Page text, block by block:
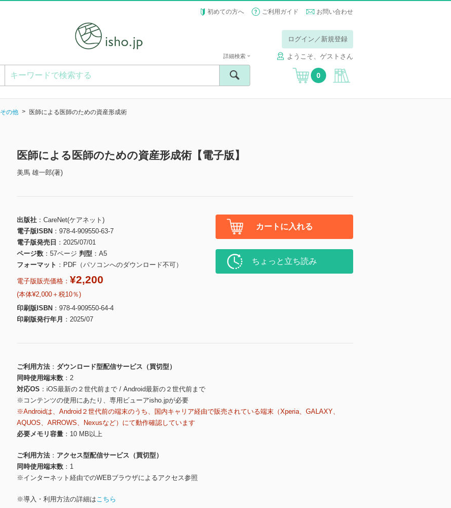
初めての方へ ご利用ガイド お問い合わせ
ログイン／新規登録
ようこそ、ゲストさん
詳細検索
0
その他 医師による医師のための資産形成術
医師による医師のための資産形成術【電子版】
美馬 雄一郎(著)
出版社
CareNet(ケアネット)
電子版ISBN
978-4-909550-63-7
電子版発売日
2025/07/01
ページ数
57ページ 判型
A5
フォーマット
PDF（パソコンへのダウンロード不可）
電子版販売価格： ¥2,200
(本体¥2,000＋税10％)
印刷版ISBN
978-4-909550-64-4
印刷版発行年月
2025/07
カートに入れる
ちょっと立ち読み
ご利用方法
ダウンロード型配信サービス（買切型）
同時使用端末数
2
対応OS
iOS最新の２世代前まで / Android最新の２世代前まで
※コンテンツの使用にあたり、専用ビューアisho.jpが必要
※Androidは、Android２世代前の端末のうち、国内キャリア経由で販売されている端末（Xperia、GALAXY、
AQUOS、ARROWS、Nexusなど）にて動作確認しています
必要メモリ容量
10 MB以上
ご利用方法
アクセス型配信サービス（買切型）
同時使用端末数
1
※インターネット経由でのWEBブラウザによるアクセス参照
※導入・利用方法の詳細はこちら